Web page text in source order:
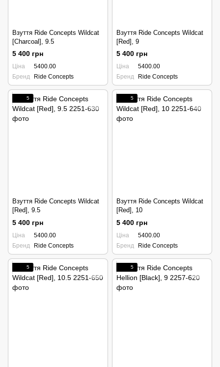
Взуття Ride Concepts Wildcat
[Charcoal], 9.5
5 400 грн
Ціна
5400.00
Бренд
Ride Concepts
Взуття Ride Concepts Wildcat
[Red], 9
5 400 грн
Ціна
5400.00
Бренд
Ride Concepts
5
Взуття Ride Concepts Wildcat
[Red], 9.5
5 400 грн
Ціна
5400.00
Бренд
Ride Concepts
5
Взуття Ride Concepts Wildcat
[Red], 10
5 400 грн
Ціна
5400.00
Бренд
Ride Concepts
5 5